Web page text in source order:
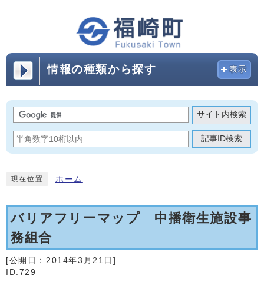
情報の種類から探す 表示
サイト内検索
記事ID検索
現在位置 ホーム
バリアフリーマップ 中播衛生施設事
務組合
[公開日： 2014年3月21日 ]
ID:729